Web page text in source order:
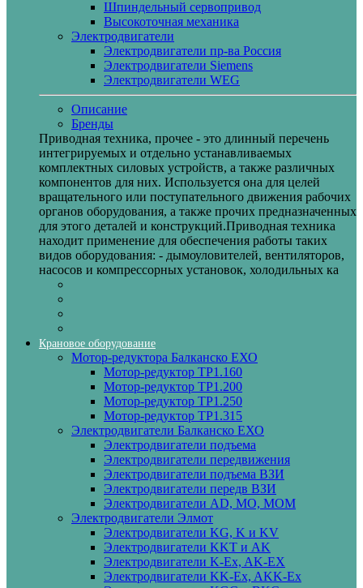
Шпиндельный сервопривод
Высокоточная механика
Электродвигатели
Электродвигатели пр-ва Россия
Электродвигатели Siemens
Электродвигатели WEG
Описание
Бренды
Приводная техника, прочее - это длинный перечень
интегрируемых и отдельно устанавливаемых
комплектных силовых устройств, а также различных
компонентов для них. Используется она для целей
вращательного или поступательного движения рабочих
органов оборудования, а также прочих предназначенных
для этого деталей и конструкций.Приводная техника
находит применение для обеспечения работы таких
видов оборудования: - дымоуловителей, вентиляторов,
насосов и компрессорных установок, холодильных ка
Крановое оборудование
Мотор-редуктора Балканско ЕХО
Мотор-редуктор ТР1.160
Мотор-редуктор ТР1.200
Мотор-редуктор ТР1.250
Мотор-редуктор ТР1.315
Электродвигатели Балканско ЕХО
Электродвигатели подъема
Электродвигатели передвижения
Электродвигатели подъема ВЗИ
Электродвигатели передв ВЗИ
Электродвигатели AD, MO, MOM
Электродвигатели Элмот
Электродвигатели KG, K и KV
Электродвигатели KKT и AK
Электродвигатели K-Ex, AK-EX
Электродвигатели KK-Ex, AKK-Ex